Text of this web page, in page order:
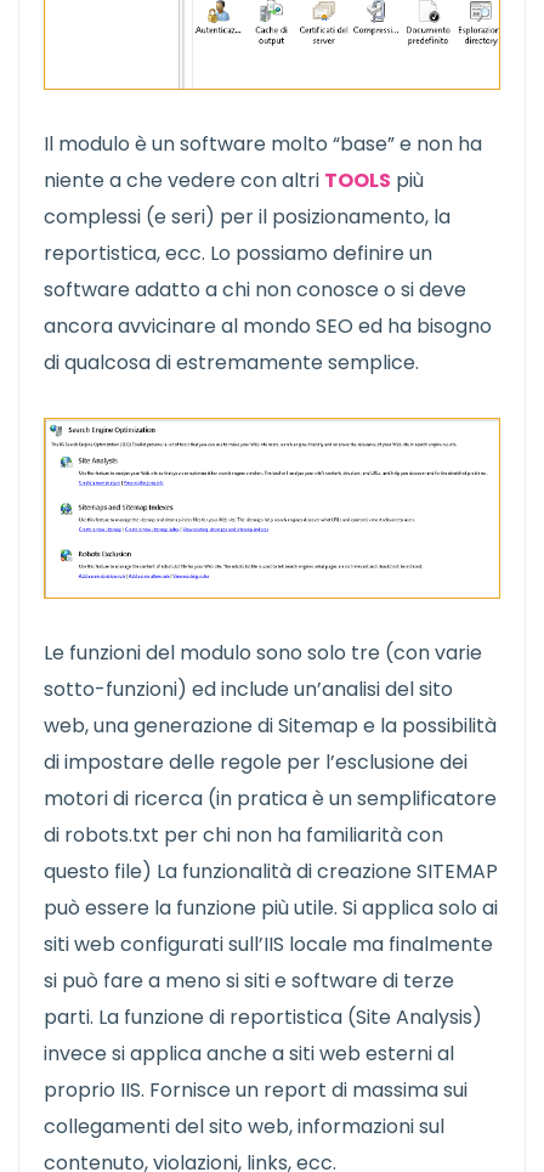
Il modulo è un software molto “base” e non ha
niente a che vedere con altri TOOLS più
complessi (e seri) per il posizionamento, la
reportistica, ecc. Lo possiamo definire un
software adatto a chi non conosce o si deve
ancora avvicinare al mondo SEO ed ha bisogno
di qualcosa di estremamente semplice.
Le funzioni del modulo sono solo tre (con varie
sotto-funzioni) ed include un’analisi del sito
web, una generazione di Sitemap e la possibilità
di impostare delle regole per l’esclusione dei
motori di ricerca (in pratica è un semplificatore
di robots.txt per chi non ha familiarità con
questo file) La funzionalità di creazione SITEMAP
può essere la funzione più utile. Si applica solo ai
siti web configurati sull’IIS locale ma finalmente
si può fare a meno si siti e software di terze
parti. La funzione di reportistica (Site Analysis)
invece si applica anche a siti web esterni al
proprio IIS. Fornisce un report di massima sui
collegamenti del sito web, informazioni sul
contenuto, violazioni, links, ecc.